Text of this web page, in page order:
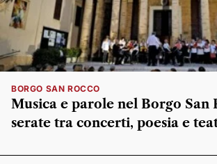
BORGO SAN ROCCO
Musica e parole nel Borgo San
serate tra concerti, poesia e